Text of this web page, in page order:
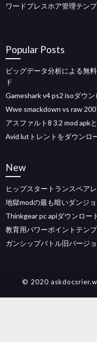
ワードプレスホア管理テン
Popular Posts
ビッグデータ分析による無
ド
Gameshark v4 ps2 isoダウン
Wwe smackdown vs raw
アスファルト8 3.2 mod apk
Avid lutトレントをダウンロ
New
ヒップスタートランスペア
地獄modの最も暗いダンジ
Thinkgear pc apiダウンロー
教育用パワーポイントテン
ガンシップバトル旧バージ
© 2020